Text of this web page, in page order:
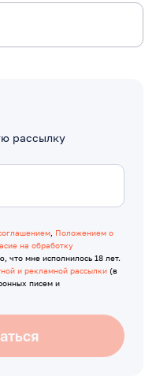
рассылку
, Положением о
на обработку
что мне исполнилось 18 лет.
и рекламной рассылки (в
писем и